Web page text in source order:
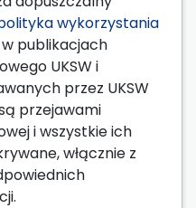
wykorzystania
w publikacjach
UKSW i
przez UKSW
przejawami
i wszystkie ich
włącznie z